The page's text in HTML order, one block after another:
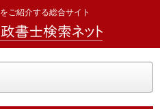
ご紹介する総合サイト